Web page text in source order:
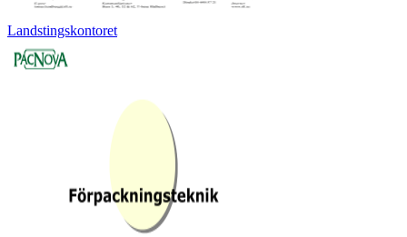
Landstingskontoret